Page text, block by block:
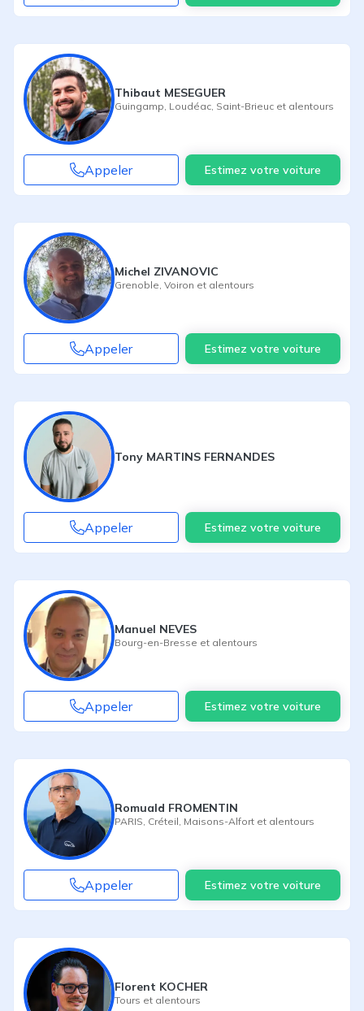
Thibaut MESEGUER
Guingamp Loudéac Saint-Brieuc et alentours
Appeler Estimez votre voiture
Michel ZIVANOVIC
Grenoble Voiron et alentours
Appeler Estimez votre voiture
Tony MARTINS FERNANDES
Appeler Estimez votre voiture
Manuel NEVES
Bourg-en-Bresse et alentours
Appeler Estimez votre voiture
Romuald FROMENTIN
PARIS Créteil Maisons-Alfort et alentours
Appeler Estimez votre voiture
Florent KOCHER
Tours et alentours